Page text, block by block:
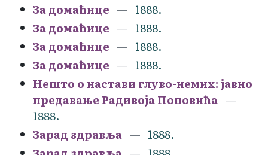
За домаћице
1888.
За домаћице
1888.
За домаћице
1888.
За домаћице
1888.
Нешто о настави глуво-немих: јавно
предавање Радивоја Поповића
1888.
Зарад здравља
1888.